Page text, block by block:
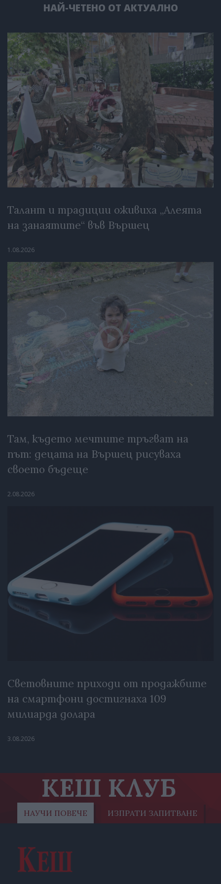
НАЙ-ЧЕТЕНО ОТ АКТУАЛНО
Талант и традиции оживиха „Алеята
на занаятите“ във Вършец
1.08.2026
Там, където мечтите тръгват на
път: децата на Вършец рисуваха
своето бъдеще
2.08.2026
Световните приходи от продажбите
на смартфони достигнаха 109
милиарда долара
3.08.2026
КЕШ КЛУБ
НАУЧИ ПОВЕЧЕ ИЗПРАТИ ЗАПИТВАНЕ